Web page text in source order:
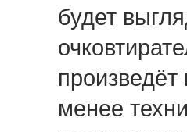
будет
менее